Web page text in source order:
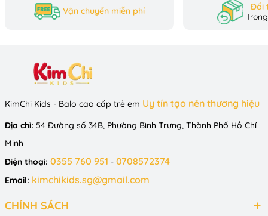
Vận chuyển miễn phí
Đổi
KimChi Kids - Balo cao cấp trẻ em Uy tín tạo nên thương hiệu
Địa chỉ: 54 Đường số 34B, Phường Bình Trưng, Thành Phố Hồ Chí
Minh
Điện thoại: 0355 760 951 - 0708572374
Email: kimchikids.sg@gmail.com
CHÍNH SÁCH